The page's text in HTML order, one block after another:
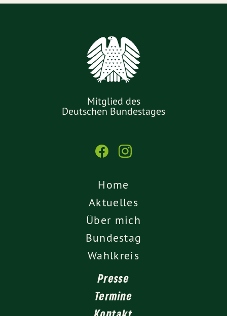
Mitglied des
Deutschen Bundestages
Home
Aktuelles
Über mich
Bundestag
Wahlkreis
Presse
Termine